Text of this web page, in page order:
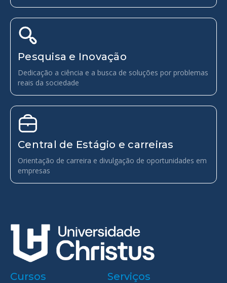
Pesquisa e Inovação
Dedicação a ciência e a busca de soluções por problemas
reais da sociedade
Central de Estágio e carreiras
Orientação de carreira e divulgação de oportunidades em
empresas
Cursos Serviços